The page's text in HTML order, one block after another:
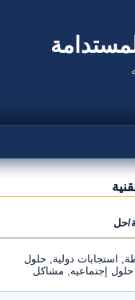
استجابات دولية, حلول
إجتماعيه, مشاكل